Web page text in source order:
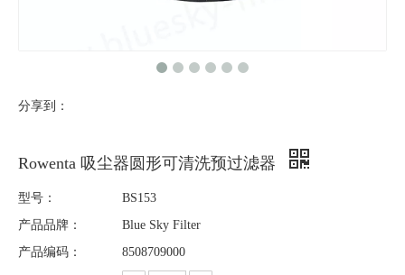
分享到：
Rowenta 吸尘器圆形可清洗预过滤器
型号：
BS153
产品品牌：
Blue Sky Filter
产品编码：
8508709000